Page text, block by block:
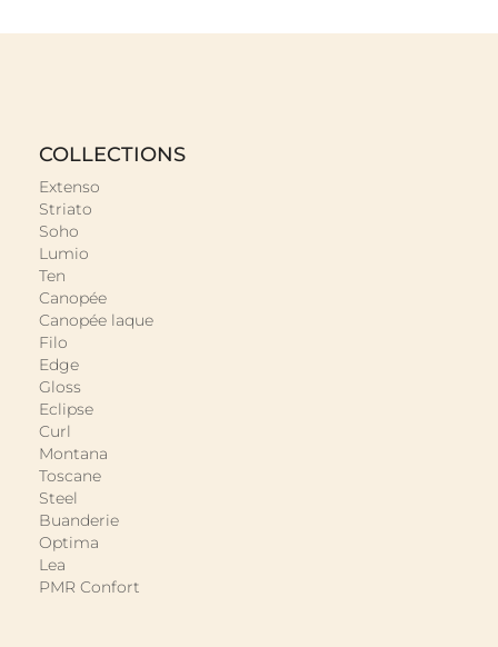
COLLECTIONS
Extenso
Striato
Soho
Lumio
Ten
Canopée
Canopée laque
Filo
Edge
Gloss
Eclipse
Curl
Montana
Toscane
Steel
Buanderie
Optima
Lea
PMR Confort